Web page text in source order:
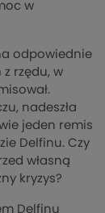
w
odpowiednie
rzędu, w
nadeszła
jeden remis
Delfinu. Czy
własną
kryzys?
Delfinu